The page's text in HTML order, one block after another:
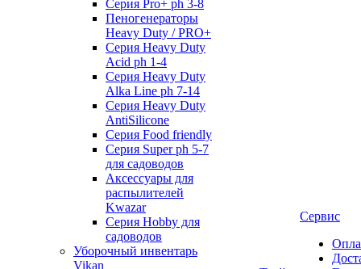
Серия Pro+ ph 3-8
Пеногенераторы
Heavy Duty / PRO+
Серия Heavy Duty
Acid ph 1-4
Серия Heavy Duty
Alka Line ph 7-14
Серия Heavy Duty
AntiSilicone
Серия Food friendly
Серия Super ph 5-7
для садоводов
Аксессуары для
распылителей
Kwazar
Серия Hobby для
садоводов
Уборочный инвентарь
Vikan
Сервис